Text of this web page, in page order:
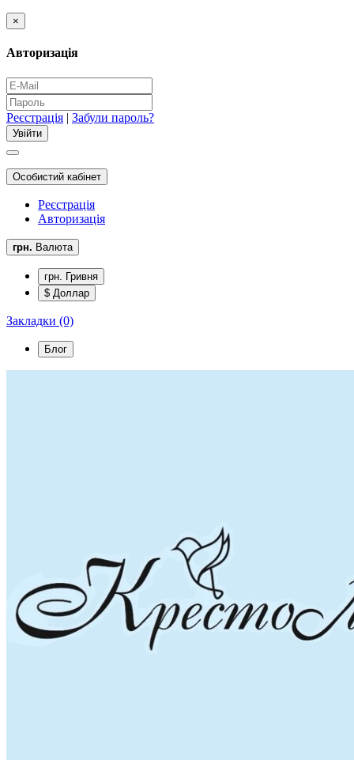
×
Авторизація
Реєстрація | Забули пароль?
Особистий кабінет
Реєстрація
Авторизація
грн. Валюта
грн. Гривня
$ Доллар
Закладки (0)
Блог